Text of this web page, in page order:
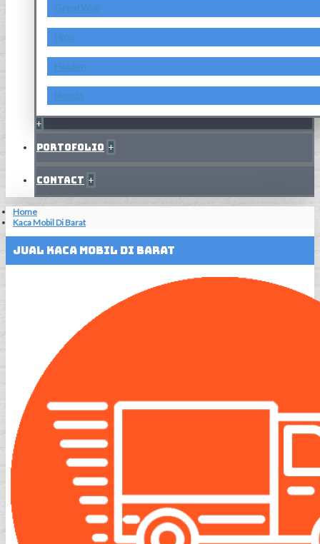
GreatWall
Hino
Holden
Honda
+
Portofolio +
Contact +
Home
Kaca Mobil Di Barat
Jual Kaca Mobil Di Barat